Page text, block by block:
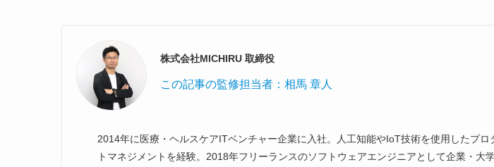
株式会社MICHIRU 取締役
この記事の監修担当者： 相馬 章人
2014年に医療・ヘルスケアITベンチャー企業に入社。人工知能やIoT技術を使用したプロ
トマネジメントを経験。2018年フリーランスのソフトウェアエンジニアとして企業・大